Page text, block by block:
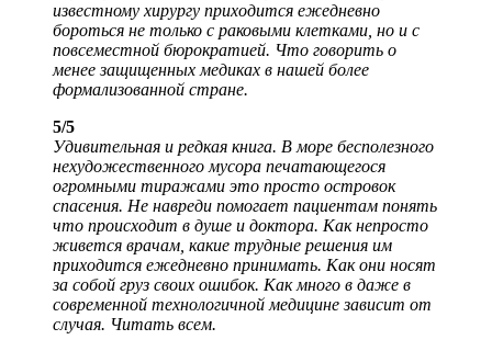
известному хирургу приходится ежедневно
бороться не только с раковыми клетками, но и с
повсеместной бюрократией. Что говорить о
менее защищенных медиках в нашей более
формализованной стране.
5/5
Удивительная и редкая книга. В море бесполезного
нехудожественного мусора печатающегося
огромными тиражами это просто островок
спасения. Не навреди помогает пациентам понять
что происходит в душе и доктора. Как непросто
живется врачам, какие трудные решения им
приходится ежедневно принимать. Как они носят
за собой груз своих ошибок. Как много в даже в
современной технологичной медицине зависит от
случая. Читать всем.